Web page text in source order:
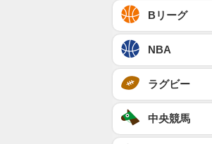
Bリーグ
NBA
ラグビー
中央競馬